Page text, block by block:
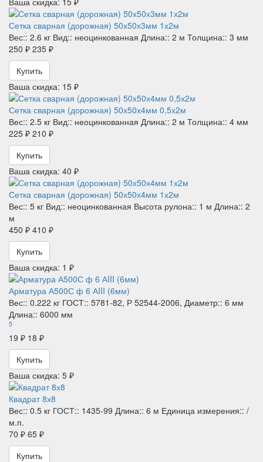
Сетка сварная (дорожная) 50х50х3мм 1х2м
Вес:: 2.6 кг Вид:: неоцинкованная Длина:: 2 м Толщина:: 3 мм
250 ₽ 235 ₽
Купить
Ваша скидка: 15 ₽
Сетка сварная (дорожная) 50х50х4мм 0,5х2м
Вес:: 2.5 кг Вид:: неоцинкованная Длина:: 2 м Толщина:: 4 мм
225 ₽ 210 ₽
Купить
Ваша скидка: 40 ₽
Сетка сварная (дорожная) 50х50х4мм 1х2м
Вес:: 5 кг Вид:: неоцинкованная Высота рулона:: 1 м Длина:: 2
м
450 ₽ 410 ₽
Купить
Ваша скидка: 1 ₽
Арматура А500С ф 6 АIII (6мм)
Вес:: 0.222 кг ГОСТ:: 5781-82, Р 52544-2006, Диаметр:: 6 мм
Длина:: 6000 мм
5
19 ₽ 18 ₽
Купить
Ваша скидка: 5 ₽
Квадрат 8х8
Вес:: 0.5 кг ГОСТ:: 1435-99 Длина:: 6 м Единица измерения:: /
м.п.
70 ₽ 65 ₽
Купить